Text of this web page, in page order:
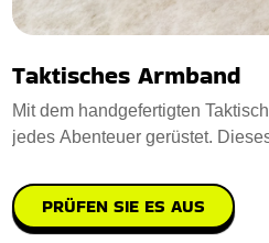
Taktisches Armband
Mit dem handgefertigten
jedes Abenteuer gerüstet.
PRÜFEN SIE ES AUS